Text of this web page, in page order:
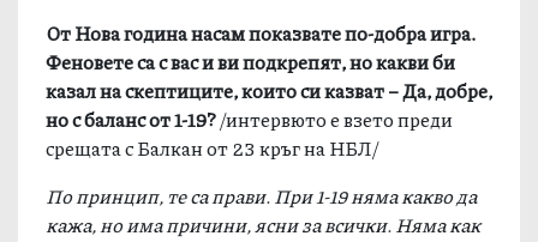
От Нова година насам показвате по-добра игра.
Феновете са с вас и ви подкрепят, но какви би
казал на скептиците, които си казват – Да, добре,
но с баланс от 1-19?/интервюто е взето преди
срещата с Балкан от 23 кръг на НБЛ/
По принцип, те са прави. При 1-19 няма какво да
кажа, но има причини, ясни за всички. Няма как